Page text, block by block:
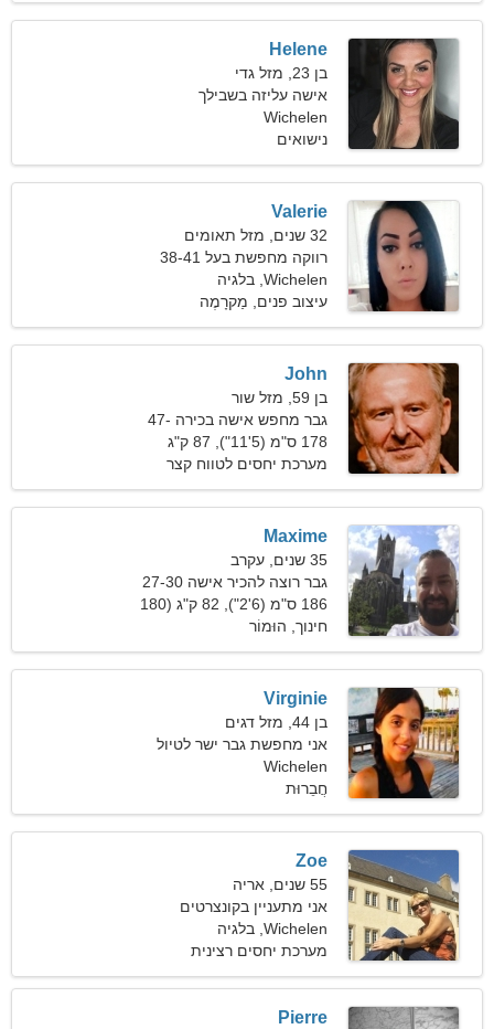
Helene
בן 23, מזל גדי
אישה עליזה בשבילך
Wichelen
נישואים
Valerie
32 שנים, מזל תאומים
רווקה מחפשת בעל 38-41
Wichelen, בלגיה
עיצוב פנים, מַקרָמֶה
John
בן 59, מזל שור
גבר מחפש אישה בכירה 47-
56
178 ס"מ (5'11"), 87 ק"ג
(191 פאונד)
מערכת יחסים לטווח קצר
Maxime
35 שנים, עקרב
גבר רוצה להכיר אישה 27-30
186 ס"מ (6'2"), 82 ק"ג (180
פאונד)
חינוך, הוּמוֹר
Virginie
בן 44, מזל דגים
אני מחפשת גבר ישר לטיול
משותף
Wichelen
חֲבֵרוּת
Zoe
55 שנים, אריה
אני מתעניין בקונצרטים
ובגלישה
Wichelen, בלגיה
מערכת יחסים רצינית
Pierre